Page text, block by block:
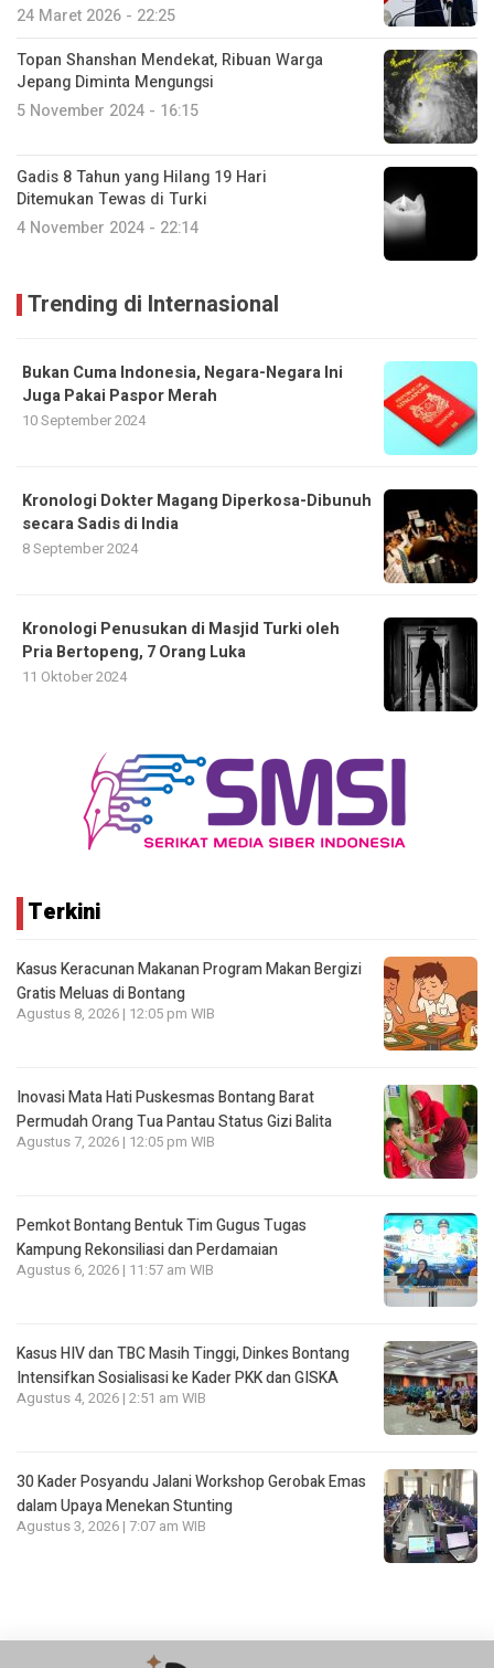
24 Maret 2026 - 22:25
Topan Shanshan Mendekat, Ribuan Warga
Jepang Diminta Mengungsi
5 November 2024 - 16:15
Gadis 8 Tahun yang Hilang 19 Hari
Ditemukan Tewas di Turki
4 November 2024 - 22:14
Trending di Internasional
Bukan Cuma Indonesia, Negara-Negara Ini
Juga Pakai Paspor Merah
10 September 2024
Kronologi Dokter Magang Diperkosa-Dibunuh
secara Sadis di India
8 September 2024
Kronologi Penusukan di Masjid Turki oleh
Pria Bertopeng, 7 Orang Luka
11 Oktober 2024
Terkini
Kasus Keracunan Makanan Program Makan Bergizi
Gratis Meluas di Bontang
Agustus 8, 2026 | 12:05 pm WIB
Inovasi Mata Hati Puskesmas Bontang Barat
Permudah Orang Tua Pantau Status Gizi Balita
Agustus 7, 2026 | 12:05 pm WIB
Pemkot Bontang Bentuk Tim Gugus Tugas
Kampung Rekonsiliasi dan Perdamaian
Agustus 6, 2026 | 11:57 am WIB
Kasus HIV dan TBC Masih Tinggi, Dinkes Bontang
Intensifkan Sosialisasi ke Kader PKK dan GISKA
Agustus 4, 2026 | 2:51 am WIB
30 Kader Posyandu Jalani Workshop Gerobak Emas
dalam Upaya Menekan Stunting
Agustus 3, 2026 | 7:07 am WIB